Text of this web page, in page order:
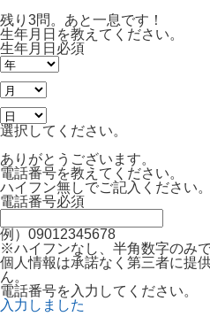
残り3問。あと一息です！
生年月日を教えてください。
生年月日 必須
選択してください。
ありがとうございます。
電話番号を教えてください。
ハイフン無しでご記入ください。
電話番号必須
例）09012345678
※ハイフンなし、半角数字のみ
個人情報は承諾なく第三者に提
ん。
電話番号を入力してください。
入力しました